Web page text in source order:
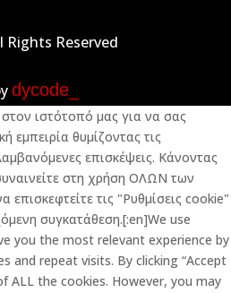
Rights Reserved
dycode_
ιστότοπό μας για να σας
εμπειρία θυμίζοντας τις
επισκέψεις. Κάνοντας
στη χρήση ΟΛΩΝ των
τις "Ρυθμίσεις cookie"
συγκατάθεση.[:en]We use
you the most relevant experience by
and repeat visits. By clicking “Accept
ALL the cookies. However, you may